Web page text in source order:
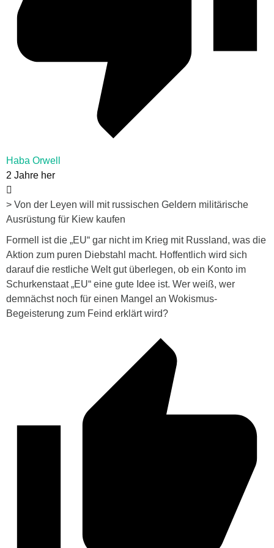
Haba Orwell
2 Jahre her
> Von der Leyen will mit russischen Geldern militärische
Ausrüstung für Kiew kaufen
Formell ist die „EU“ gar nicht im Krieg mit Russland, was die
Aktion zum puren Diebstahl macht. Hoffentlich wird sich
darauf die restliche Welt gut überlegen, ob ein Konto im
Schurkenstaat „EU“ eine gute Idee ist. Wer weiß, wer
demnächst noch für einen Mangel an Wokismus-
Begeisterung zum Feind erklärt wird?